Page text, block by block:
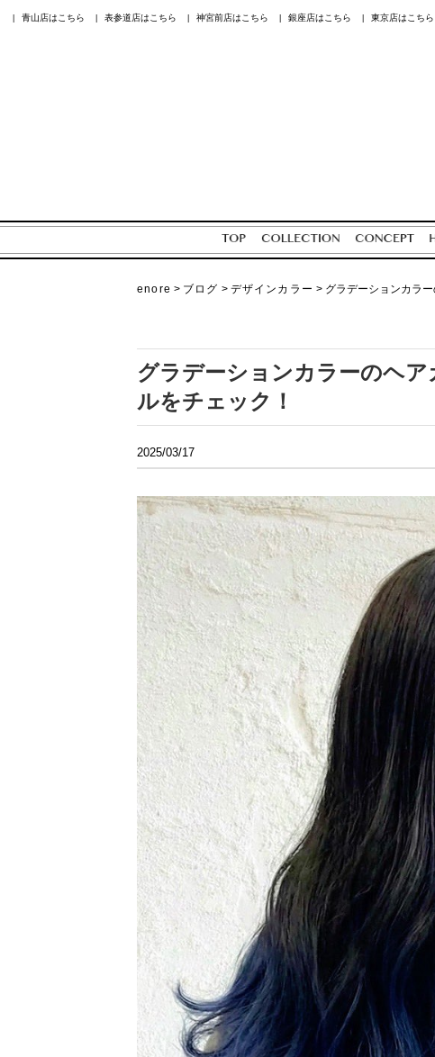
青山店はこちら 表参道店はこちら 神宮前店はこちら 銀座店はこちら 東京店はこちら
enore > ブログ > デザインカラー > グラデーションカラ
グラデーションカラーのヘア
ルをチェック！
2025/03/17